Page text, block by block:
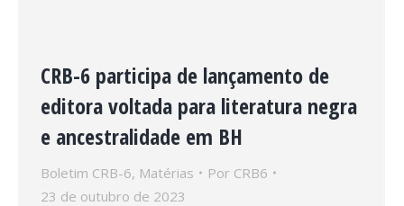
CRB-6 participa de lançamento de
editora voltada para literatura negra
e ancestralidade em BH
Boletim CRB-6, Matérias Por CRB6
23 de outubro de 2023